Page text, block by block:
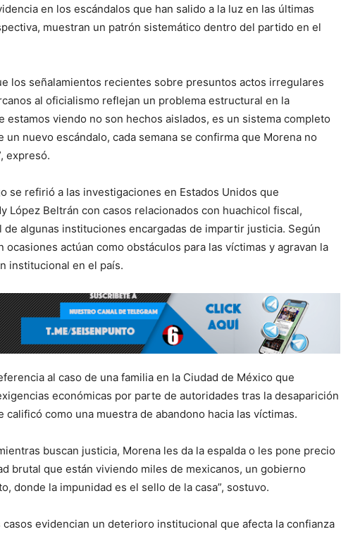
en los escándalos que han salido a la luz en las últimas
muestran un patrón sistemático dentro del partido en el
los señalamientos recientes sobre presuntos actos irregulares
al oficialismo reflejan un problema estructural en la
estamos viendo no son hechos aislados, es un sistema completo
un nuevo escándalo, cada semana se confirma que Morena no
expresó.
se refirió a las investigaciones en Estados Unidos que
López Beltrán con casos relacionados con huachicol fiscal,
de algunas instituciones encargadas de impartir justicia. Según
ocasiones actúan como obstáculos para las víctimas y agravan la
institucional en el país.
al caso de una familia en la Ciudad de México que
económicas por parte de autoridades tras la desaparición
como una muestra de abandono hacia las víctimas.
buscan justicia, Morena les da la espalda o les pone precio
brutal que están viviendo miles de mexicanos, un gobierno
donde la impunidad es el sello de la casa”, sostuvo.
evidencian un deterioro institucional que afecta la confianza